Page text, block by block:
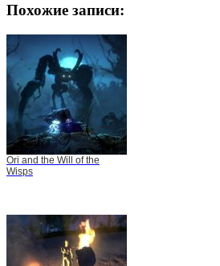
Похожие записи:
Ori and the Will of the
Wisps